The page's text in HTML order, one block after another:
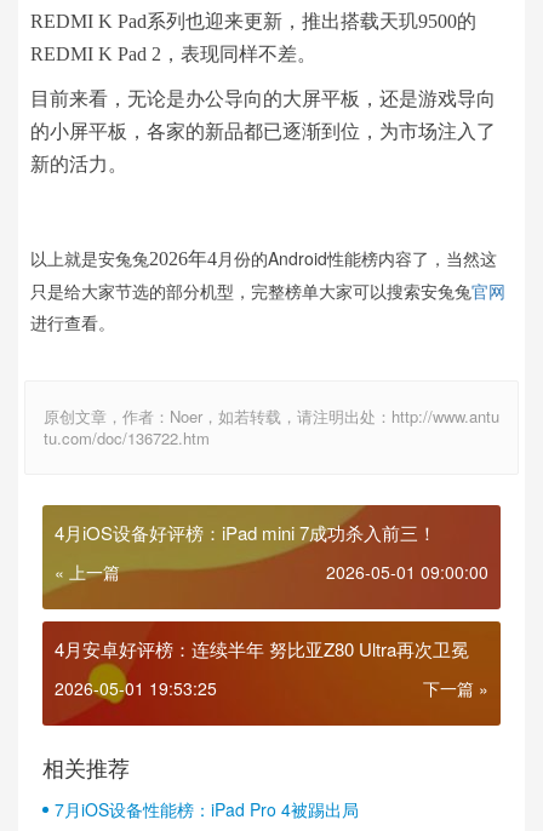
REDMI K Pad系列也迎来更新，推出搭载天玑9500的
REDMI K Pad 2，表现同样不差。
目前来看，无论是办公导向的大屏平板，还是游戏导向
的小屏平板，各家的新品都已逐渐到位，为市场注入了
新的活力。
以上就是安兔兔2026年4月份的Android性能榜内容了，当然这
只是给大家节选的部分机型，完整榜单大家可以搜索安兔兔官网
进行查看。
原创文章，作者：Noer，如若转载，请注明出处：http://www.antu
tu.com/doc/136722.htm
4月iOS设备好评榜：iPad mini 7成功杀入前三！
« 上一篇 2026-05-01 09:00:00
4月安卓好评榜：连续半年 努比亚Z80 Ultra再次卫冕
2026-05-01 19:53:25 下一篇 »
相关推荐
7月iOS设备性能榜：iPad Pro 4被踢出局